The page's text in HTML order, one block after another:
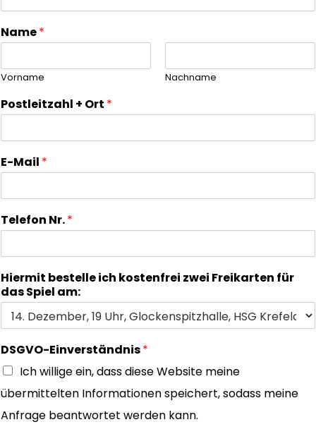
Name*
Vorname Nachname
Postleitzahl + Ort *
E-Mail *
Telefon Nr.*
Hiermit bestelle ich kostenfrei zwei Freikarten für
das Spiel am:
DSGVO-Einverständnis*
Ich willige ein, dass diese Website meine
übermittelten Informationen speichert, sodass meine
Anfrage beantwortet werden kann.